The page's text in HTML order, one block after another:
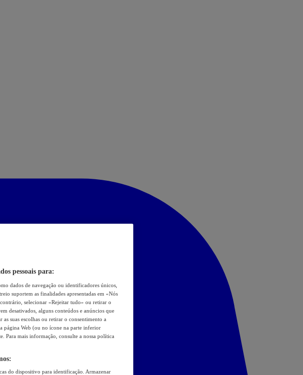
pessoais para:
dados de navegação ou identificadores únicos,
suportem as finalidades apresentadas em «Nós
selecionar «Rejeitar tudo» ou retirar o
desativados, alguns conteúdos e anúncios que
suas escolhas ou retirar o consentimento a
página Web (ou no ícone na parte inferior
Para mais informação, consulte a nossa política
do dispositivo para identificação. Armazenar